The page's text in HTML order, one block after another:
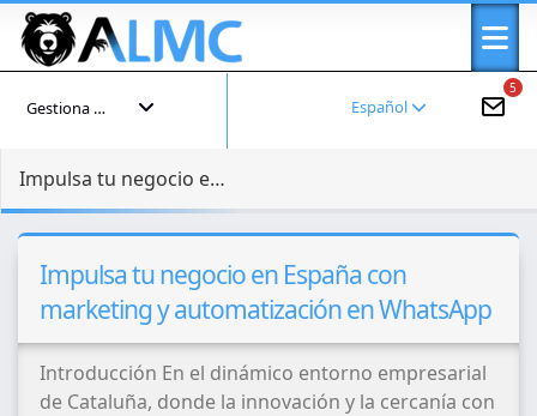
5
Español
Gestiona tu cuenta
Impulsa tu negocio en España con marketing y automatización en WhatsApp
Impulsa tu negocio en España con
marketing y automatización en WhatsApp
Introducción En el dinámico entorno empresarial
de Cataluña, donde la innovación y la cercanía con